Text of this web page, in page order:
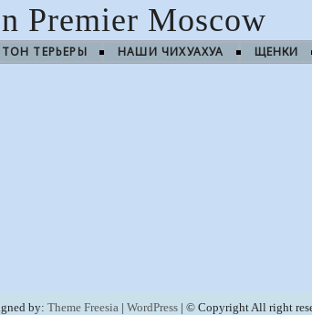
Premier Moscow
ТЕРЬЕРЫ НАШИ ЧИХУАХУА ЩЕНКИ
by: Theme Freesia| WordPress| © Copyright All right